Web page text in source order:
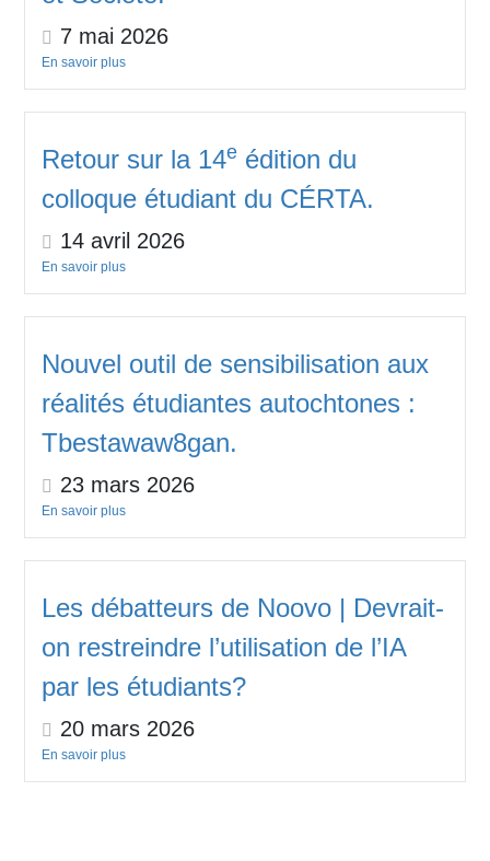
7 mai 2026
En savoir plus
Retour sur la 14e édition du
colloque étudiant du CÉRTA.
14 avril 2026
En savoir plus
Nouvel outil de sensibilisation aux
réalités étudiantes autochtones :
Tbestawaw8gan.
23 mars 2026
En savoir plus
Les débatteurs de Noovo | Devrait-
on restreindre l’utilisation de l’IA
par les étudiants?
20 mars 2026
En savoir plus